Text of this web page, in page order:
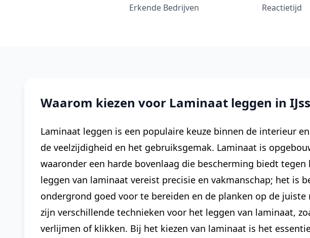
Erkende Bedrijven Reactietijd
Waarom kiezen voor Laminaat leggen in
Laminaat leggen is een populaire keuze binnen de interieur
de veelzijdigheid en het gebruiksgemak. Laminaat is
waaronder een harde bovenlaag die bescherming biedt tegen
leggen van laminaat vereist precisie en vakmanschap; het is
ondergrond goed voor te bereiden en de planken op de
zijn verschillende technieken voor het leggen van laminaat,
verlijmen of klikken. Bij het kiezen van laminaat is het